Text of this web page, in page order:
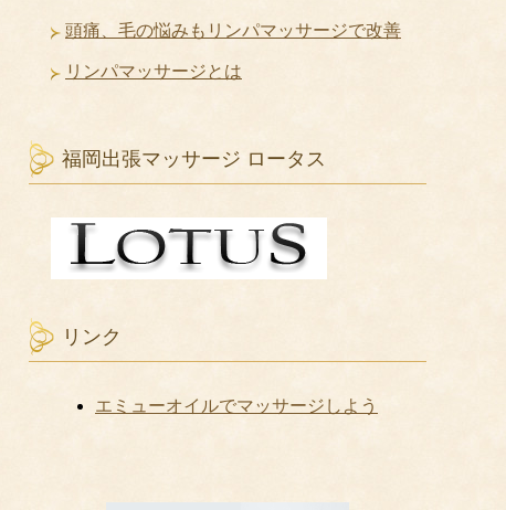
頭痛、毛の悩みもリンパマッサージで改善
リンパマッサージとは
福岡出張マッサージ ロータス
リンク
エミューオイルでマッサージしよう